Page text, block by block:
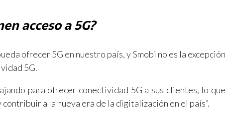
acceso a 5G?
ofrecer 5G en nuestro país, y Smobi no es la excepción
5G.
para ofrecer conectividad 5G a sus clientes, lo que
a la nueva era de la digitalización en el país”.